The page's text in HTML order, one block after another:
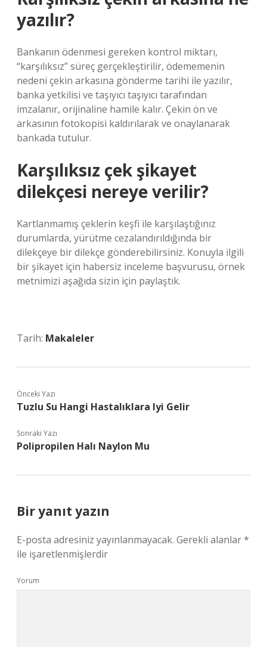
yazılır?
Bankanın ödenmesi gereken kontrol miktarı,
“karşılıksız” süreç gerçekleştirilir, ödememenin
nedeni çekin arkasına gönderme tarihi ile yazılır,
banka yetkilisi ve taşıyıcı taşıyıcı tarafından
imzalanır, orijinaline hamile kalır. Çekin ön ve
arkasının fotokopisi kaldırılarak ve onaylanarak
bankada tutulur.
Karşılıksız çek şikayet
dilekçesi nereye verilir?
Kartlanmamış çeklerin keşfi ile karşılaştığınız
durumlarda, yürütme cezalandırıldığında bir
dilekçeye bir dilekçe gönderebilirsiniz. Konuyla ilgili
bir şikayet için habersiz inceleme başvurusu, örnek
metnimizi aşağıda sizin için paylaştık.
Tarih: Makaleler
Önceki Yazı
Tuzlu Su Hangi Hastalıklara Iyi Gelir
Sonraki Yazı
Polipropilen Halı Naylon Mu
Bir yanıt yazın
E-posta adresiniz yayınlanmayacak. Gerekli alanlar*
ile işaretlenmişlerdir
Yorum